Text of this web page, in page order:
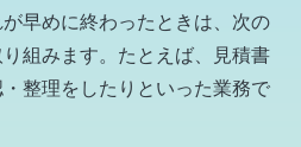
早めに終わったときは、次の
組みます。たとえば、見積書
整理をしたりといった業務で